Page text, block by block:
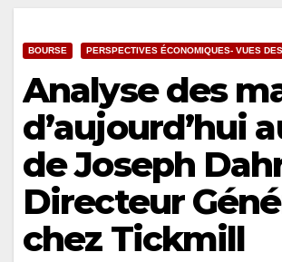
BOURSE PERSPECTIVES ÉCONOMIQUES- VUES
Analyse des
d’aujourd’hui
de Joseph
Directeur
chez Tickmill